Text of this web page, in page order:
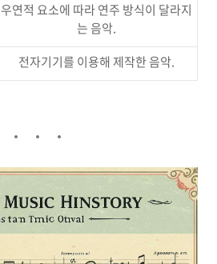
우연적 요소에 따라 연주 방식이 달라지
는 음악.
전자기기를 이용해 제작한 음악.